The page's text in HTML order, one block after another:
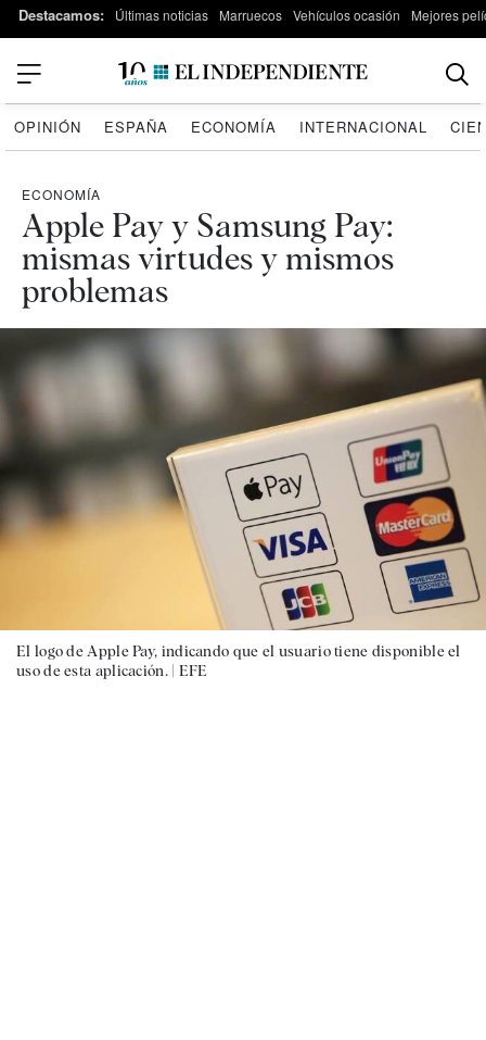
Destacamos: Últimas noticias Marruecos Vehículos ocasión Mejores
OPINIÓN ESPAÑA ECONOMÍA INTERNACIONAL
ECONOMÍA
Apple Pay y Samsung Pay:
mismas virtudes y mismos
problemas
El logo de Apple Pay, indicando que el usuario tiene disponible el
uso de esta aplicación. | EFE